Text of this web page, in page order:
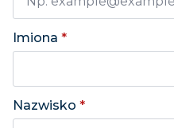
Imiona *
Nazwisko *